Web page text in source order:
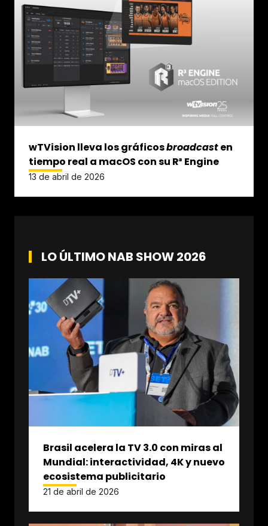
wTVision lleva los gráficosbroadcasten
tiempo real a macOS con su R³ Engine
13 de abril de 2026
LO ÚLTIMO NAB SHOW 2026
Brasil acelera la TV 3.0 con miras al
Mundial: interactividad, 4K y nuevo
ecosistema publicitario
21 de abril de 2026